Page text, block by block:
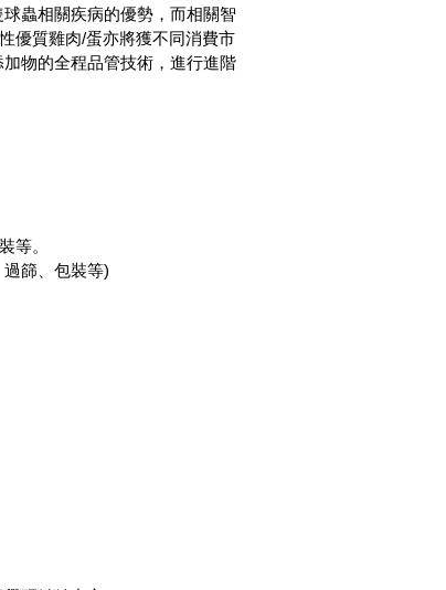
蟲相關疾病的優勢，而相關智
優質雞肉/蛋亦將獲不同消費市
物的全程品管技術，進行進階
等。
篩、包裝等)